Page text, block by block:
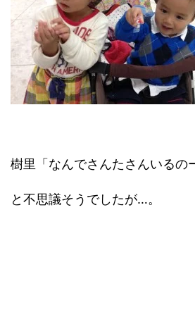
樹里「なんでさんたさんいるの
と不思議そうでしたが…。